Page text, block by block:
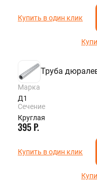
Купить в один клик
Труба
Марка
Д1
Сечение
Круглая
395 Р.
Купить в один клик